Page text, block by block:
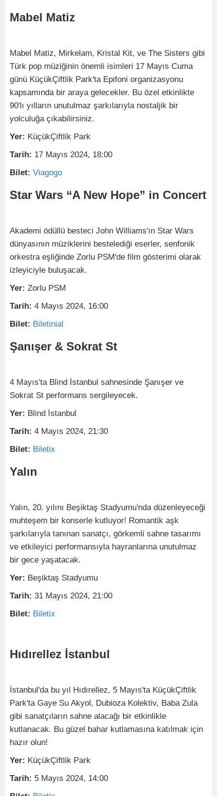
Mabel Matiz
Mabel Matiz, Mirkelam, Kristal Kit, ve The Sisters gibi
Türk pop müziğinin önemli isimleri 17 Mayıs Cuma
günü KüçükÇiftlik Park'ta Epifoni organizasyonu
kapsamında bir araya gelecekler. Bu özel etkinlikte
90'lı yılların unutulmaz şarkılarıyla nostaljik bir
yolculuğa çıkabilirsiniz.
Yer: KüçükÇiftlik Park
Tarih: 17 Mayıs 2024, 18:00
Bilet: Viagogo
Star Wars “A New Hope” in Concert
Akademi ödüllü besteci John Williams'ın Star Wars
dünyasının müziklerini bestelediği eserler, senfonik
orkestra eşliğinde Zorlu PSM'de film gösterimi olarak
izleyiciyle buluşacak.
Yer: Zorlu PSM
Tarih: 4 Mayıs 2024, 16:00
Bilet: Biletinial
Şanışer & Sokrat St
4 Mayıs'ta Blind İstanbul sahnesinde Şanışer ve
Sokrat St performans sergileyecek.
Yer: Blind İstanbul
Tarih: 4 Mayıs 2024, 21:30
Bilet: Biletix
Yalın
Yalın, 20. yılını Beşiktaş Stadyumu'nda düzenleyeceği
muhteşem bir konserle kutluyor! Romantik aşk
şarkılarıyla tanınan sanatçı, görkemli sahne tasarımı
ve etkileyici performansıyla hayranlarına unutulmaz
bir gece yaşatacak.
Yer: Beşiktaş Stadyumu
Tarih: 31 Mayıs 2024, 21:00
Bilet: Biletix
Hıdırellez İstanbul
İstanbul'da bu yıl Hıdırellez, 5 Mayıs'ta KüçükÇiftlik
Park'ta Gaye Su Akyol, Dubioza Kolektiv, Baba Zula
gibi sanatçıların sahne alacağı bir etkinlikle
kutlanacak. Bu güzel bahar kutlamasına katılmak için
hazır olun!
Yer: KüçükÇiftlik Park
Tarih: 5 Mayıs 2024, 14:00